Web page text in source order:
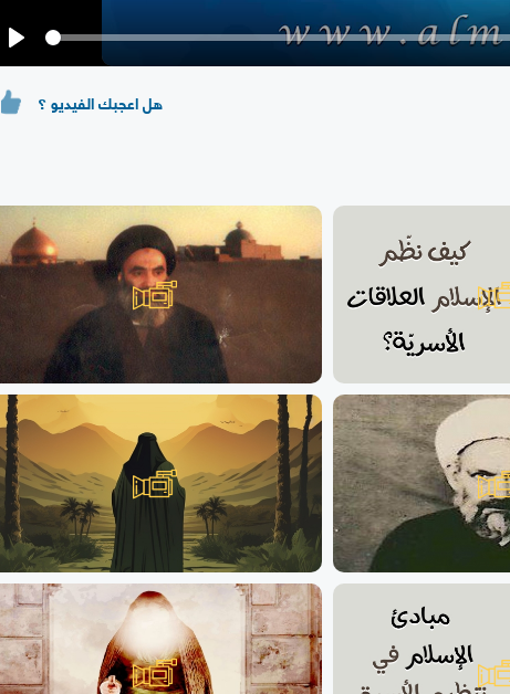
هل اعجبك الفيديو ؟